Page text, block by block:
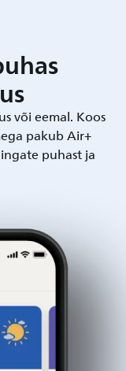
või eemal. Koos
pakub Air+
puhast ja